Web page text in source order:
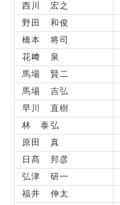
西川 宏之
野田 和俊
橋本 将司
花﨑 泉
馬場 賢二
馬場 吉弘
早川 直樹
林 泰弘
原田 真
日髙 邦彦
弘津 研一
福井 伸太